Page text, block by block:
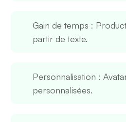
Gain de temps :
partir de texte.
Personnalisation :
personnalisées.